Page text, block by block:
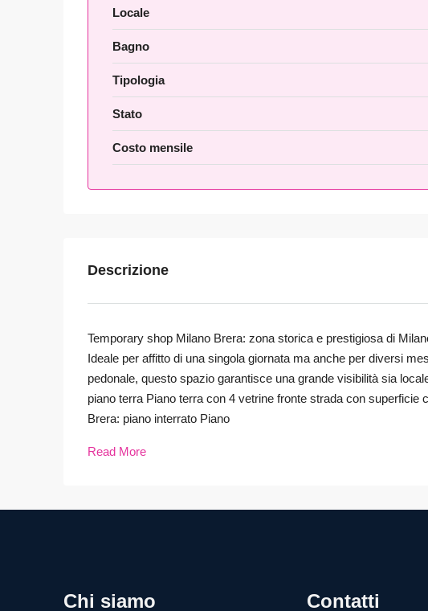
Locale
Bagno
Tipologia
Stato
Costo mensile
Descrizione
Temporary shop Milano Brera: zona storica e prestigiosa di
Ideale per affitto di una singola giornata ma anche per diversi
pedonale, questo spazio garantisce una grande visibilità sia
piano terra Piano terra con 4 vetrine fronte strada con
Brera: piano interrato Piano
Read More
Chi siamo Contatti